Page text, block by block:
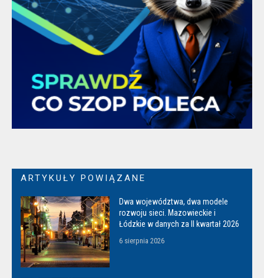
ARTYKUŁY POWIĄZANE
Dwa województwa, dwa modele
rozwoju sieci. Mazowieckie i
Łódzkie w danych za II kwartał 2026
6 sierpnia 2026